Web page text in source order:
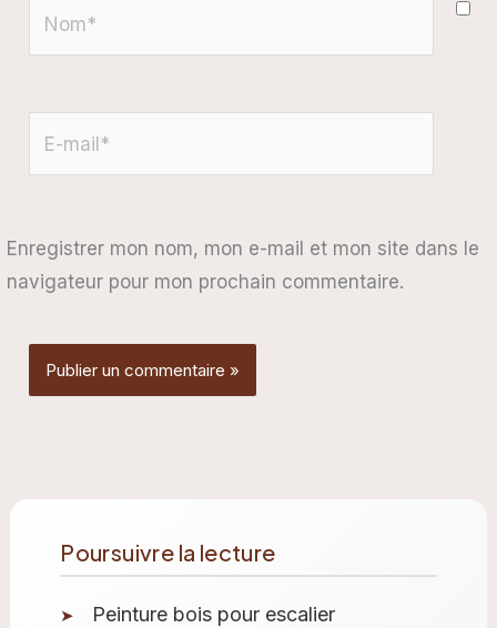
Enregistrer mon nom, mon e-mail et mon site dans le
navigateur pour mon prochain commentaire.
Poursuivre la lecture
Peinture bois pour escalier